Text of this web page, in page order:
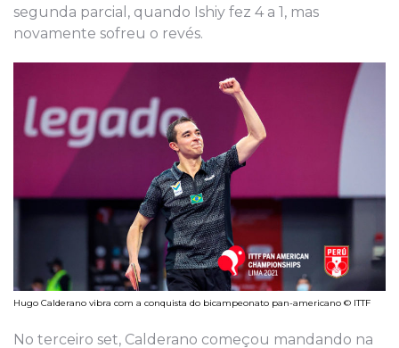
segunda parcial, quando Ishiy fez 4 a 1, mas
novamente sofreu o revés.
Hugo Calderano vibra com a conquista do bicampeonato pan-americano © ITTF
No terceiro set, Calderano começou mandando na